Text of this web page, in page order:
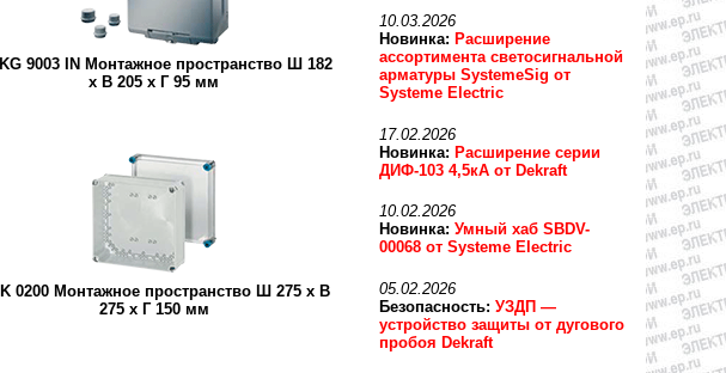
KG 9003 IN Монтажное пространство Ш 182
x В 205 x Г 95 мм
K 0200 Монтажное пространство Ш 275 x В
275 x Г 150 мм
10.03.2026
Новинка: Расширение
ассортимента светосигнальной
арматуры SystemeSig от
Systeme Electric
17.02.2026
Новинка: Расширение серии
ДИФ-103 4,5кА от Dekraft
10.02.2026
Новинка: Умный хаб SBDV-
00068 от Systeme Electric
05.02.2026
Безопасность: УЗДП —
устройство защиты от дугового
пробоя Dekraft